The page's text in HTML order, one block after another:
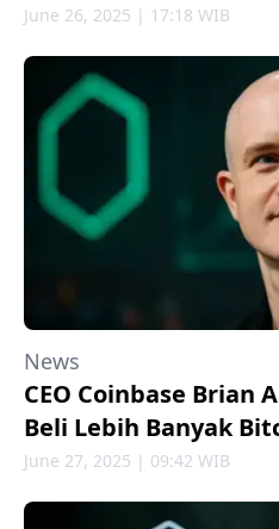
June 26, 2025 | 17:18 WIB
News
CEO Coinbase Brian
Beli Lebih Banyak
June 27, 2025 | 09:42 WIB